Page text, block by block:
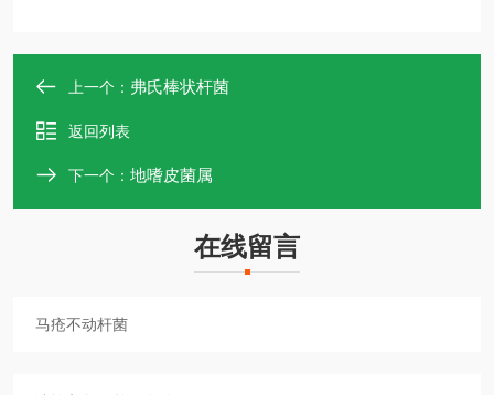
上一个： 弗氏棒状杆菌
返回列表
下一个： 地嗜皮菌属
在线留言